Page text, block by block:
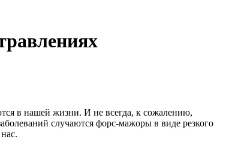
в нашей жизни. И не всегда, к сожалению,
случаются форс-мажоры в виде резкого